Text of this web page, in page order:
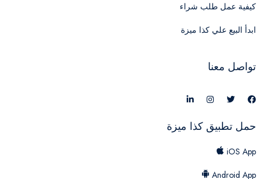
كيفية عمل طلب شراء
ابدأ البيع علي كذا ميزة
تواصل معنا
حمل تطبيق كذا ميزة
iOS App
Android App